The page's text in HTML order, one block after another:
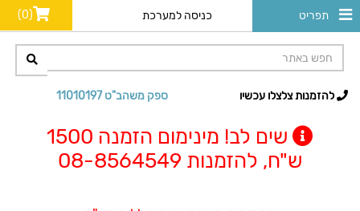
תפריט כניסה למערכת (0)
ספק משהב"ט 11010197 להזמנות צלצלו עכשיו
שים לב! מינימום הזמנה 1500
ש"ח, להזמנות 08-8564549